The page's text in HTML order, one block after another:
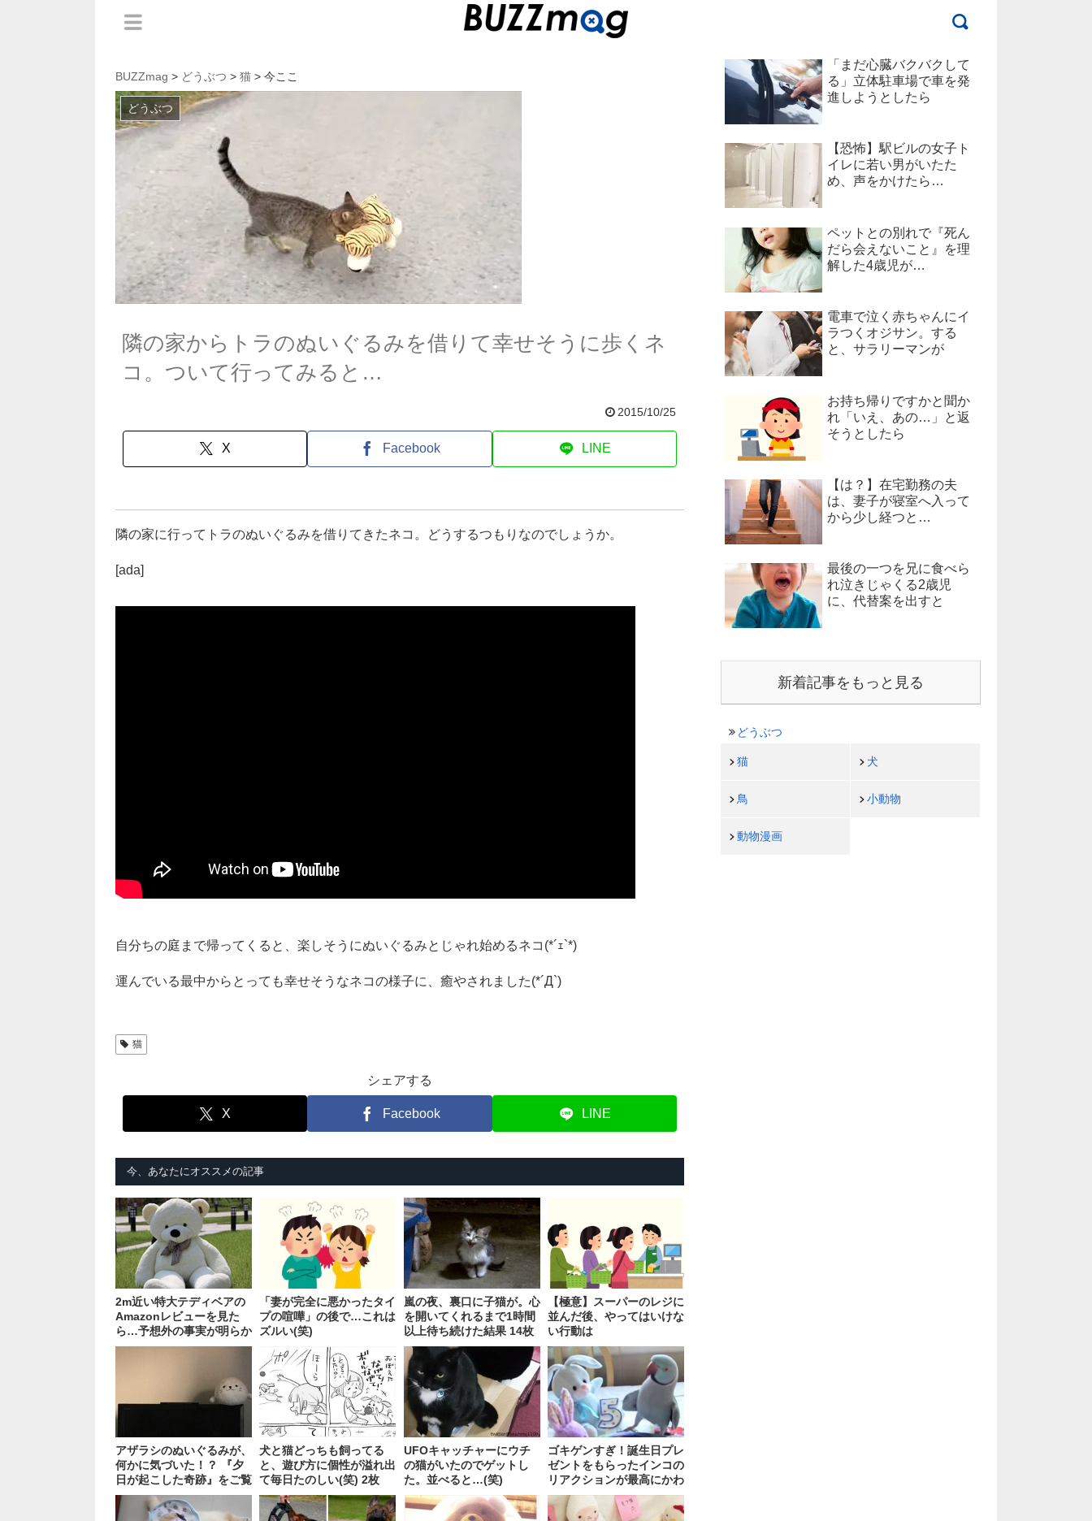
BUZZmag > どうぶつ > 猫 > 今ここ
どうぶつ
隣の家からトラのぬいぐるみを借りて幸せそうに歩くネ
コ。ついて行ってみると…
2015/10/25
X Facebook LINE
隣の家に行ってトラのぬいぐるみを借りてきたネコ。どうするつもりなのでしょうか。
[ada]
自分ちの庭まで帰ってくると、楽しそうにぬいぐるみとじゃれ始めるネコ(*´ｪ`*)
運んでいる最中からとっても幸せそうなネコの様子に、癒やされました(*´Д`)
猫
シェアする
X Facebook LINE
今、あなたにオススメの記事
2m近い特大テディベアの
Amazonレビューを見た
ら…予想外の事実が明らか
に！
「妻が完全に悪かったタイ
プの喧嘩」の後で…これは
ズルい(笑)
嵐の夜、裏口に子猫が。心
を開いてくれるまで1時間
以上待ち続けた結果 14枚
【極意】スーパーのレジに
並んだ後、やってはいけな
い行動は
アザラシのぬいぐるみが、
何かに気づいた！？ 『夕
日が起こした奇跡』をご覧
あれ！
犬と猫どっちも飼ってる
と、遊び方に個性が溢れ出
て毎日たのしい(笑) 2枚
UFOキャッチャーにウチ
の猫がいたのでゲットし
た。並べると…(笑)
ゴキゲンすぎ！誕生日プレ
ゼントをもらったインコの
リアクションが最高にかわ
いい
「まだ心臓バクバクして
る」立体駐車場で車を発
進しようとしたら
【恐怖】駅ビルの女子ト
イレに若い男がいたた
め、声をかけたら…
ペットとの別れで『死ん
だら会えないこと』を理
解した4歳児が…
電車で泣く赤ちゃんにイ
ラつくオジサン。する
と、サラリーマンが
お持ち帰りですかと聞か
れ「いえ、あの…」と返
そうとしたら
【は？】在宅勤務の夫
は、妻子が寝室へ入って
から少し経つと…
最後の一つを兄に食べら
れ泣きじゃくる2歳児
に、代替案を出すと
新着記事をもっと見る
どうぶつ
猫 犬
鳥 小動物
動物漫画